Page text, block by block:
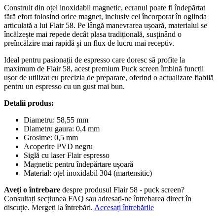
Construit din oțel inoxidabil magnetic, ecranul poate fi îndepărtat
fără efort folosind orice magnet, inclusiv cel încorporat în oglinda
articulată a lui Flair 58. Pe lângă manevrarea ușoară, materialul se
încălzește mai repede decât plasa tradițională, susținând o
preîncălzire mai rapidă și un flux de lucru mai receptiv.
Ideal pentru pasionații de espresso care doresc să profite la
maximum de Flair 58, acest premium Puck screen îmbină funcții
ușor de utilizat cu precizia de preparare, oferind o actualizare fiabilă
pentru un espresso cu un gust mai bun.
Detalii produs:
Diametru: 58,55 mm
Diametru gaura: 0,4 mm
Grosime: 0,5 mm
Acoperire PVD negru
Siglă cu laser Flair espresso
Magnetic pentru îndepărtare ușoară
Material: oțel inoxidabil 304 (martensitic)
Aveți o întrebare despre produsul Flair 58 - puck screen?
Consultați secțiunea FAQ sau adresați-ne întrebarea direct în
discuție. Mergeți la întrebări. Accesați întrebările